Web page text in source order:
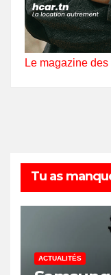
Le magazine
Tu as
ACTUALITÉS